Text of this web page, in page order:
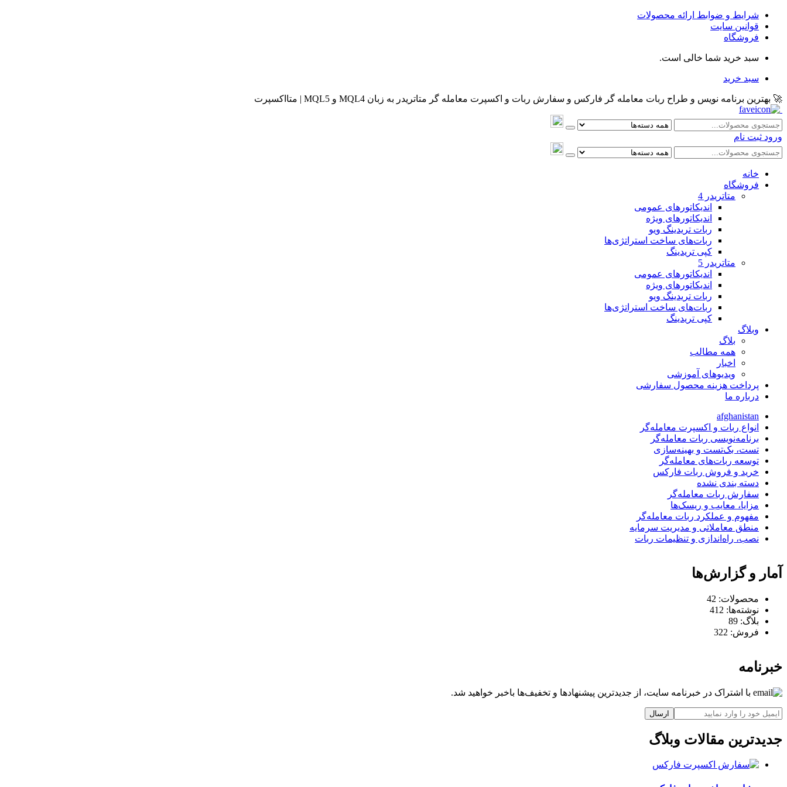
شرایط و ضوابط ارائه محصولات
قوانین سایت
فروشگاه
سبد خرید شما خالی است.
سبد خرید
🚀 بهترین برنامه نویس و طراح ربات معامله گر فارکس و سفارش ربات و اکسپرت معامله گر متاتریدر به زبان MQL4 و MQL5 | متااکسپرت
ورود ثبت نام
خانه
فروشگاه
متاتريدر 4
اندیکاتورهای عمومی
اندیکاتورهای ویژه
ربات تریدینگ ویو
ربات‌های ساخت استراتژی‌ها
کپی تریدینگ
متاتريدر 5
اندیکاتورهای عمومی
اندیکاتورهای ویژه
ربات تریدینگ ویو
ربات‌های ساخت استراتژی‌ها
کپی تریدینگ
وبلاگ
بلاگ
همه مطالب
اخبار
ویدیوهای آموزشی
پرداخت هزینه محصول سفارشی
درباره ما
afghanistan
انواع ربات و اکسپرت معامله‌گر
برنامه‌نویسی ربات معامله‌گر
تست، بک‌تست و بهینه‌سازی
توسعه ربات‌های معامله‌گر
خرید و فروش ربات فارکس
دسته بندی نشده
سفارش ربات معامله‌گر
مزایا، معایب و ریسک‌ها
مفهوم و عملکرد ربات معامله‌گر
منطق معاملاتی و مدیریت سرمایه
نصب، راه‌اندازی و تنظیمات ربات
آمار و گزارش‌ها
محصولات: 42
نوشته‌ها: 412
بلاگ: 89
فروش: 322
خبرنامه
با اشتراک در خبرنامه سایت، از جدیدترین پیشنهادها و تخفیف‌ها باخبر خواهید شد.
ارسال
جدیدترین مقالات وبلاگ